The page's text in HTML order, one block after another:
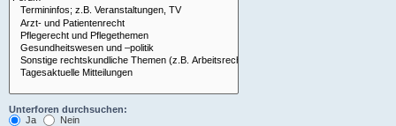
Unterforen durchsuchen:
Ja
Nein